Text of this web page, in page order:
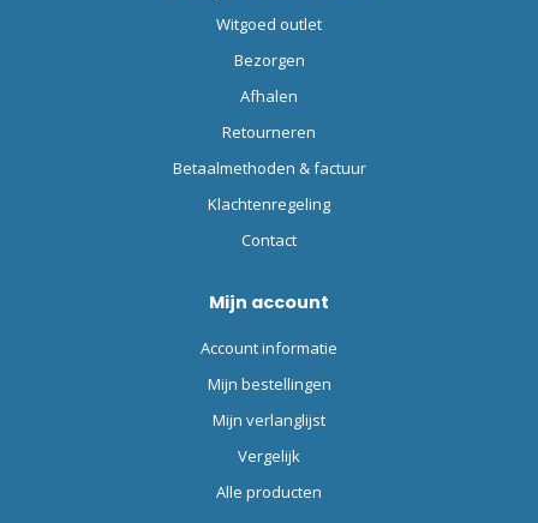
Witgoed outlet
Bezorgen
Afhalen
Retourneren
Betaalmethoden & factuur
Klachtenregeling
Contact
Mijn account
Account informatie
Mijn bestellingen
Mijn verlanglijst
Vergelijk
Alle producten